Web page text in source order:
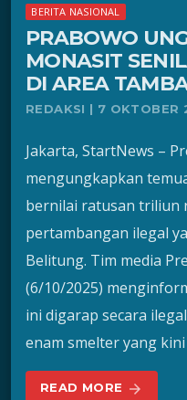
BERITA NASIONAL
PRABOWO
MONASIT
DI AREA
REDAKSI | 7 OKTOBER
Jakarta, StartNews –
mengungkapkan
bernilai ratusan triliun
pertambangan ilegal
Belitung. Tim media
(6/10/2025)
ini digarap secara
enam smelter yang
READ MORE arrow_forward